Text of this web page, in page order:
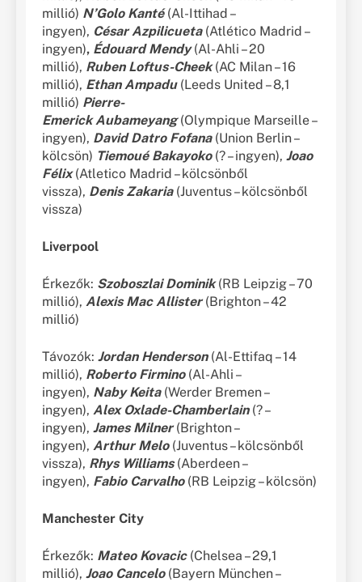
millió) N’Golo Kanté(Al-Ittihad –
ingyen), César Azpilicueta (Atlético Madrid –
ingyen), Édouard Mendy(Al-Ahli – 20
millió), Ruben Loftus-Cheek(AC Milan – 16
millió), Ethan Ampadu(Leeds United – 8,1
millió) Pierre-
Emerick Aubameyang(Olympique Marseille –
ingyen), David Datro Fofana(Union Berlin –
kölcsön) Tiemoué Bakayoko (? – ingyen), Joao
Félix(Atletico Madrid – kölcsönből
vissza), Denis Zakaria(Juventus – kölcsönből
vissza)
Liverpool
Érkezők: Szoboszlai Dominik(RB Leipzig – 70
millió), Alexis Mac Allister(Brighton – 42
millió)
Távozók: Jordan Henderson(Al-Ettifaq – 14
millió), Roberto Firmino(Al-Ahli –
ingyen), Naby Keita(Werder Bremen –
ingyen), Alex Oxlade-Chamberlain(? –
ingyen), James Milner(Brighton –
ingyen), Arthur Melo(Juventus – kölcsönből
vissza), Rhys Williams(Aberdeen –
ingyen), Fabio Carvalho(RB Leipzig – kölcsön)
Manchester City
Érkezők: Mateo Kovacic(Chelsea – 29,1
millió), Joao Cancelo(Bayern München –